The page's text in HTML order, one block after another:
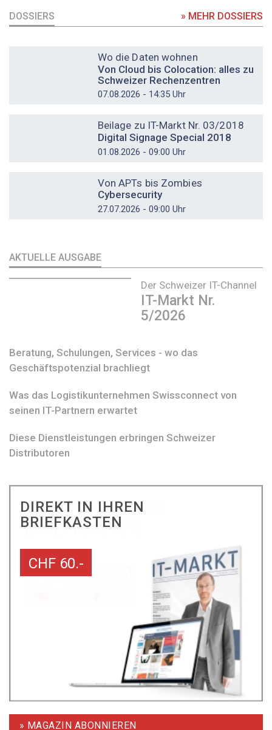
DOSSIERS » MEHR DOSSIERS
Wo die Daten wohnen
Von Cloud bis Colocation: alles zu
Schweizer Rechenzentren
07.08.2026 - 14:35 Uhr
Beilage zu IT-Markt Nr. 03/2018
Digital Signage Special 2018
01.08.2026 - 09:00 Uhr
Von APTs bis Zombies
Cybersecurity
27.07.2026 - 09:00 Uhr
AKTUELLE AUSGABE
Der Schweizer IT-Channel
IT-Markt Nr.
5/2026
Beratung, Schulungen, Services - wo das
Geschäftspotenzial brachliegt
Was das Logistikunternehmen Swissconnect von
seinen IT-Partnern erwartet
Diese Dienstleistungen erbringen Schweizer
Distributoren
DIREKT IN IHREN
BRIEFKASTEN
CHF 60.-
» MAGAZIN ABONNIEREN